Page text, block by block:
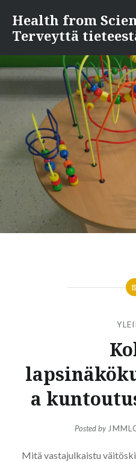
content
Health from
Terveyttä
a
Posted by
Mitä vastajulkaistu